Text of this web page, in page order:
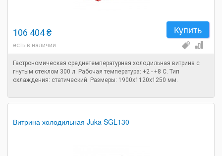
Купить
106 404 ₴
есть в наличии
Гастрономическая среднетемпературная холодильная витрина с
гнутым стеклом 300 л. Рабочая температура: +2 - +8 C. Тип
охлаждения: статический. Размеры: 1900х1120х1250 мм.
Витрина холодильная Juka SGL130